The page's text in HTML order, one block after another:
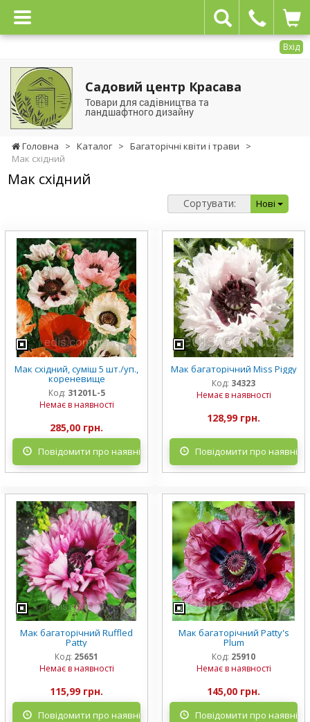
Вхід
Садовий центр Красава
Товари для садівництва та
ландшафтного дизайну
Головна > Каталог > Багаторічні квіти і трави
>
Мак східний
Мак східний
Сортувати: Нові
Мак східний, суміш 5 шт./уп.,
кореневище
Код: 31201L-5
Немає в наявності
285,00 грн.
Повідомити про наявність
Мак багаторічний Miss Piggy
Код: 34323
Немає в наявності
128,99 грн.
Повідомити про
Мак багаторічний Ruffled
Patty
Код: 25651
Немає в наявності
115,99 грн.
Повідомити про наявність
Мак багаторічний Patty's
Plum
Код: 25910
Немає в наявності
145,00 грн.
Повідомити про